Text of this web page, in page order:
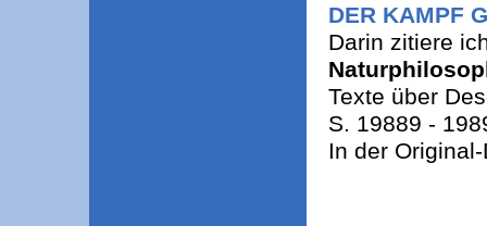
DER KAMPF
Darin zitiere
Texte über
S. 19889 -
In der